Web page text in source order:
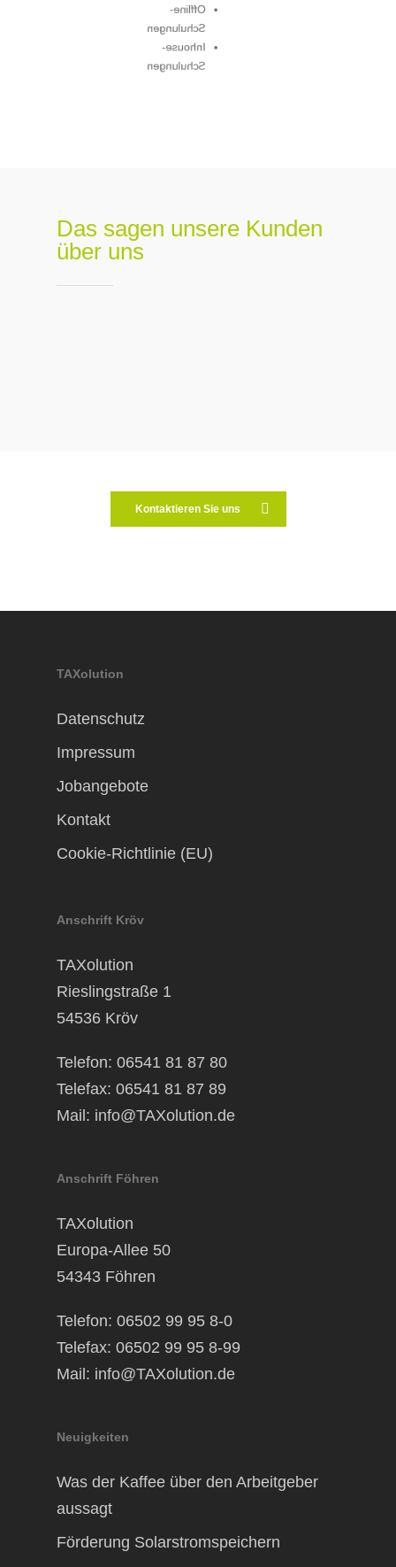
Offline-
Schulungen
Inhouse-
Schulungen
Das sagen unsere Kunden
über uns
Kontaktieren Sie uns
TAXolution
Datenschutz
Impressum
Jobangebote
Kontakt
Cookie-Richtlinie (EU)
Anschrift Kröv
TAXolution
Rieslingstraße 1
54536 Kröv
Telefon: 06541 81 87 80
Telefax: 06541 81 87 89
Mail: info@TAXolution.de
Anschrift Föhren
TAXolution
Europa-Allee 50
54343 Föhren
Telefon: 06502 99 95 8-0
Telefax: 06502 99 95 8-99
Mail: info@TAXolution.de
Neuigkeiten
Was der Kaffee über den Arbeitgeber
aussagt
Förderung Solarstromspeichern